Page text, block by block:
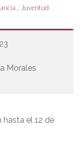
, Juventud
Morales
hasta el 12 de